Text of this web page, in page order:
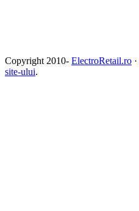
Copyright 2010- ElectroRetail.ro ·
site-ului.